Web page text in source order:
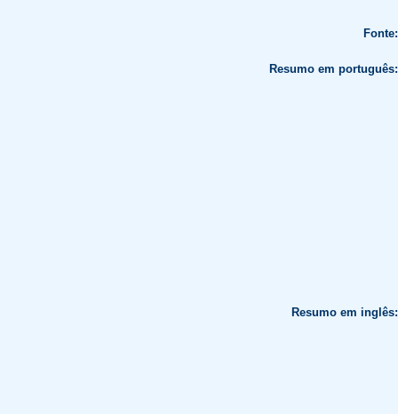
Fonte:
Resumo em português:
Resumo em inglês: